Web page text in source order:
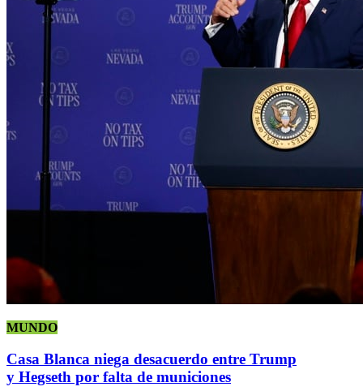
MUNDO
Casa Blanca niega desacuerdo entre Trump
y Hegseth por falta de municiones